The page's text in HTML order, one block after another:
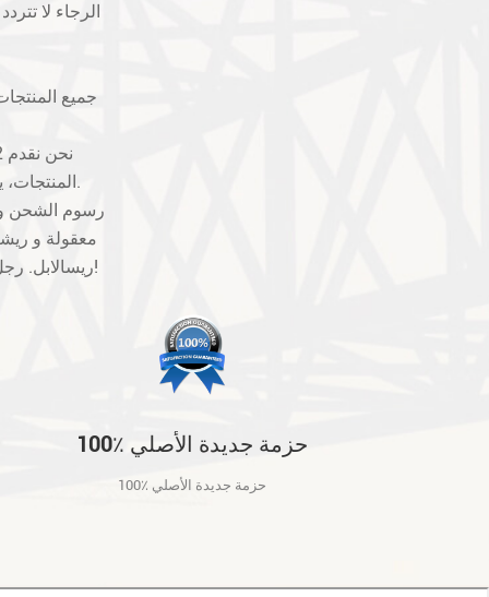
الرجاء لا
المنتجات، يرجى الاتصال بنا أولا، فإننا سوف تبادل أو تقديم حلول أخرى بالنسبة لك لجعل خيار.
معقولة و
ريسالابل. رجل-- صنع العيوب ليست مضمونة، مثل كسر، خدش وهلم جرا. شكرا للتفاهم والتعاون!
100٪ حزمة جديدة الأصلي
100٪ حزمة جديدة الأصلي